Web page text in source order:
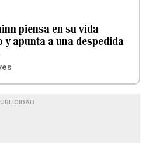
piensa en su vida
y apunta a una despedida